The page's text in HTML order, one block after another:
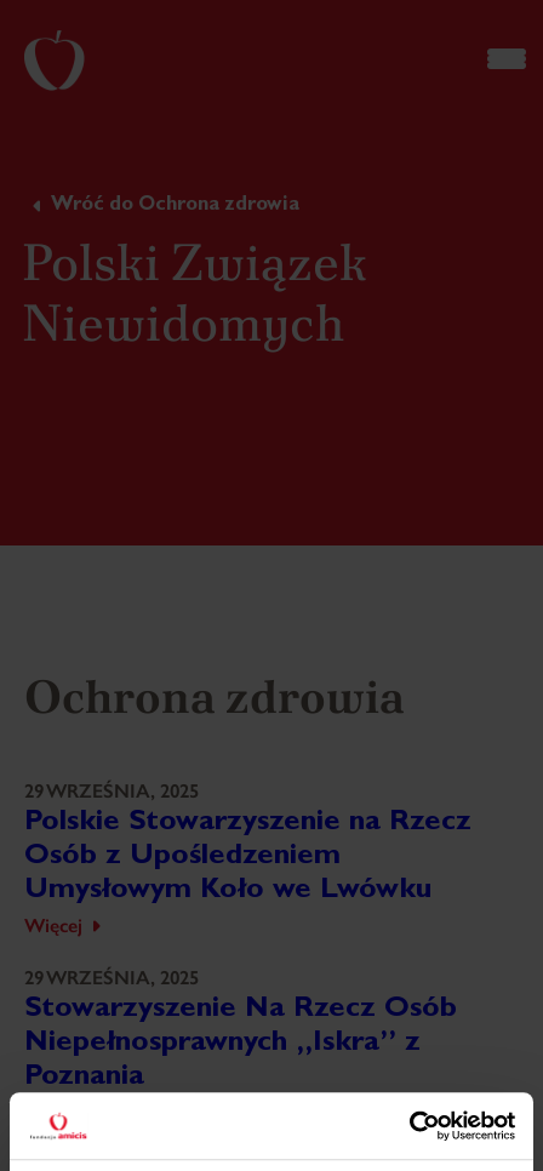
Wróć do Ochrona zdrowia
Polski Związek
Niewidomych
Ochrona zdrowia
29 WRZEŚNIA, 2025
Polskie Stowarzyszenie na Rzecz
Osób z Upośledzeniem
Umysłowym Koło we Lwówku
Więcej
29 WRZEŚNIA, 2025
Stowarzyszenie Na Rzecz Osób
Niepełnosprawnych „Iskra” z
Poznania
Więcej
29 WRZEŚNIA, 2025